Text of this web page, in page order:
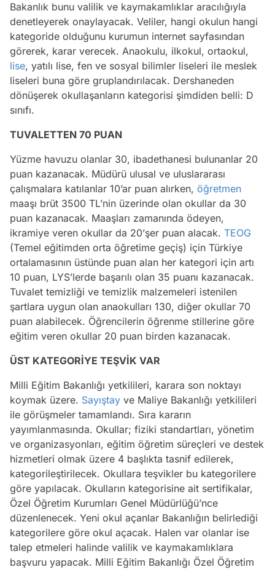
Bakanlık bunu valilik ve kaymakamlıklar aracılığıyla
denetleyerek onaylayacak. Veliler, hangi okulun hangi
kategoride olduğunu kurumun internet sayfasından
görerek, karar verecek. Anaokulu, ilkokul, ortaokul,
lise, yatılı lise, fen ve sosyal bilimler liseleri ile meslek
liseleri buna göre gruplandırılacak. Dershaneden
dönüşerek okullaşanların kategorisi şimdiden belli: D
sınıfı.
TUVALETTEN 70 PUAN
Yüzme havuzu olanlar 30, ibadethanesi bulunanlar 20
puan kazanacak. Müdürü ulusal ve uluslararası
çalışmalara katılanlar 10’ar puan alırken, öğretmen
maaşı brüt 3500 TL’nin üzerinde olan okullar da 30
puan kazanacak. Maaşları zamanında ödeyen,
ikramiye veren okullar da 20’şer puan alacak. TEOG
(Temel eğitimden orta öğretime geçiş) için Türkiye
ortalamasının üstünde puan alan her kategori için artı
10 puan, LYS’lerde başarılı olan 35 puanı kazanacak.
Tuvalet temizliği ve temizlik malzemeleri istenilen
şartlara uygun olan anaokulları 130, diğer okullar 70
puan alabilecek. Öğrencilerin öğrenme stillerine göre
eğitim veren okullar 20 puan birden kazanacak.
ÜST KATEGORİYE TEŞVİK VAR
Milli Eğitim Bakanlığı yetkilileri, karara son noktayı
koymak üzere. Sayıştay ve Maliye Bakanlığı yetkilileri
ile görüşmeler tamamlandı. Sıra kararın
yayımlanmasında. Okullar; fiziki standartları, yönetim
ve organizasyonları, eğitim öğretim süreçleri ve destek
hizmetleri olmak üzere 4 başlıkta tasnif edilerek,
kategorileştirilecek. Okullara teşvikler bu kategorilere
göre yapılacak. Okulların kategorisine ait sertifikalar,
Özel Öğretim Kurumları Genel Müdürlüğü’nce
düzenlenecek. Yeni okul açanlar Bakanlığın belirlediği
kategorilere göre okul açacak. Halen var olanlar ise
talep etmeleri halinde valilik ve kaymakamlıklara
başvuru yapacak. Milli Eğitim Bakanlığı Özel Öğretim